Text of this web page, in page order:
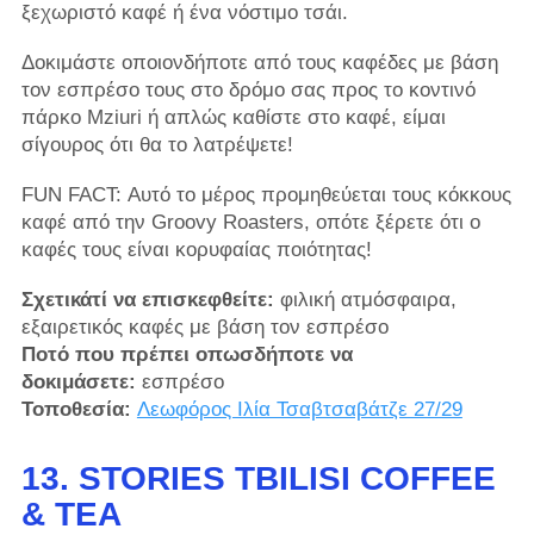
ξεχωριστό καφέ ή ένα νόστιμο τσάι.
Δοκιμάστε οποιονδήποτε από τους καφέδες με βάση
τον εσπρέσο τους στο δρόμο σας προς το κοντινό
πάρκο Mziuri ή απλώς καθίστε στο καφέ, είμαι
σίγουρος ότι θα το λατρέψετε!
FUN FACT: Αυτό το μέρος προμηθεύεται τους κόκκους
καφέ από την Groovy Roasters, οπότε ξέρετε ότι ο
καφές τους είναι κορυφαίας ποιότητας!
Σχετικάτί να επισκεφθείτε: φιλική ατμόσφαιρα,
εξαιρετικός καφές με βάση τον εσπρέσο
Ποτό που πρέπει οπωσδήποτε να
δοκιμάσετε: εσπρέσο
Τοποθεσία: Λεωφόρος Ιλία Τσαβτσαβάτζε 27/29
13. STORIES TBILISI COFFEE
& TEA